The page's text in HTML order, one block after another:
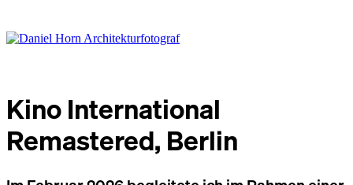
Kino International
Remastered, Berlin